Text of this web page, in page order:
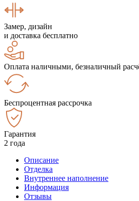
Замер, дизайн
и доставка бесплатно
Оплата наличными, безналичный
Беспроцентная рассрочка
Гарантия
2 года
Описание
Отделка
Внутреннее наполнение
Информация
Отзывы